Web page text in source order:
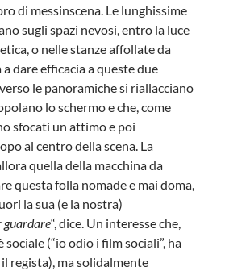
di messinscena. Le lunghissime
sugli spazi nevosi, entro la luce
o nelle stanze affollate da
dare efficacia a queste due
le panoramiche si riallacciano
lo schermo e che, come
sfocati un attimo e poi
al centro della scena. La
quella della macchina da
questa folla nomade e mai doma,
la sua (e la nostra)
guardare“, dice. Un interesse che,
(“io odio i film sociali”, ha
regista), ma solidalmente